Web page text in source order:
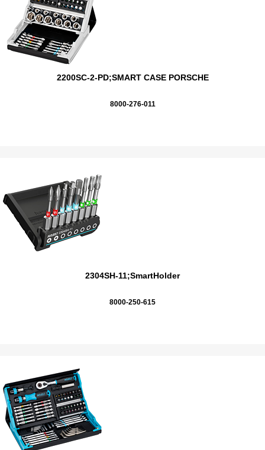
2200SC-2-PD;SMART CASE PORSCHE
8000-276-011
2304SH-11;SmartHolder
8000-250-615